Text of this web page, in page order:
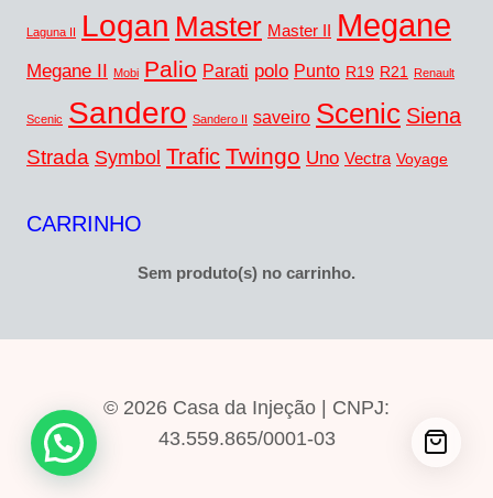
Laguna II Logan Master Master II Megane
Megane II Mobi Palio Parati polo Punto R19 R21 Renault
Scenic Sandero Sandero II saveiro Scenic Siena
Strada Symbol Trafic Twingo Uno Vectra Voyage
CARRINHO
Sem produto(s) no carrinho.
© 2026 Casa da Injeção | CNPJ:
43.559.865/0001-03